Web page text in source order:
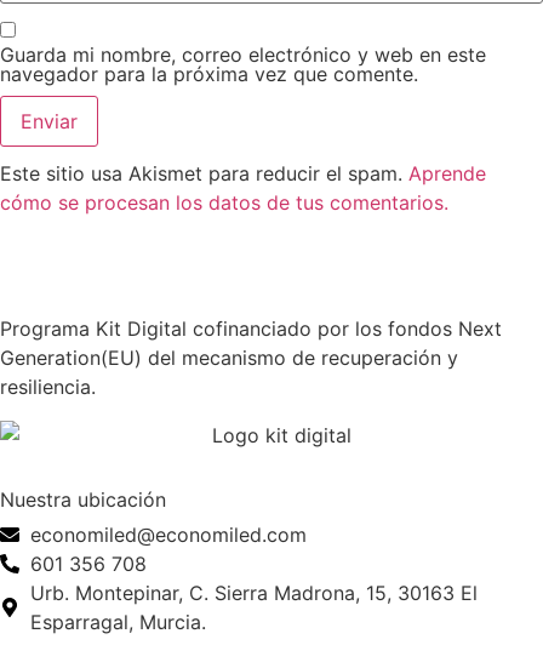
Guarda mi nombre, correo electrónico y web en este
navegador para la próxima vez que comente.
Este sitio usa Akismet para reducir el spam. Aprende
cómo se procesan los datos de tus comentarios.
Programa Kit Digital cofinanciado por los fondos Next
Generation(EU) del mecanismo de recuperación y
resiliencia.
Nuestra ubicación
economiled@economiled.com
601 356 708
Urb. Montepinar, C. Sierra Madrona, 15, 30163 El
Esparragal, Murcia.